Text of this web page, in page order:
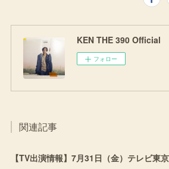
KEN THE 390 Official
フォロー
関連記事
【